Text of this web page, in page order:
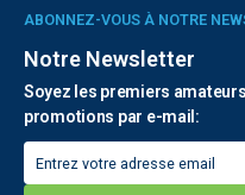
ABONNEZ-VOUS À NOTRE
Notre Newsletter
Soyez les premiers
promotions par e-mail: